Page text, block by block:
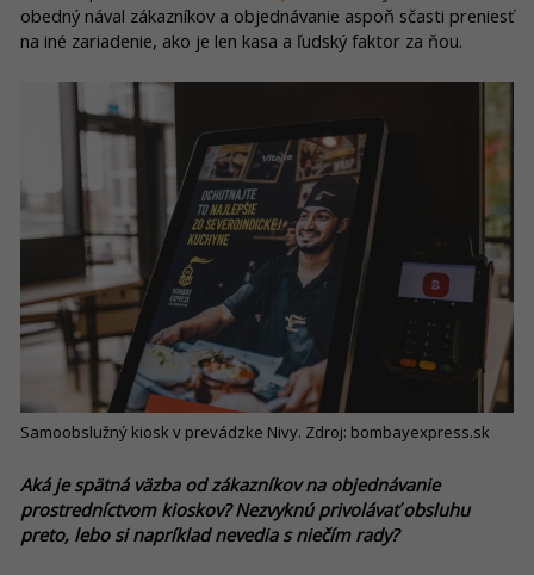
obedný nával zákazníkov a objednávanie aspoň sčasti preniesť
na iné zariadenie, ako je len kasa a ľudský faktor za ňou.
Samoobslužný kiosk v prevádzke Nivy. Zdroj: bombayexpress.sk
Aká je spätná väzba od zákazníkov na objednávanie
prostredníctvom kioskov? Nezvyknú privolávať obsluhu
preto, lebo si napríklad nevedia s niečím rady?